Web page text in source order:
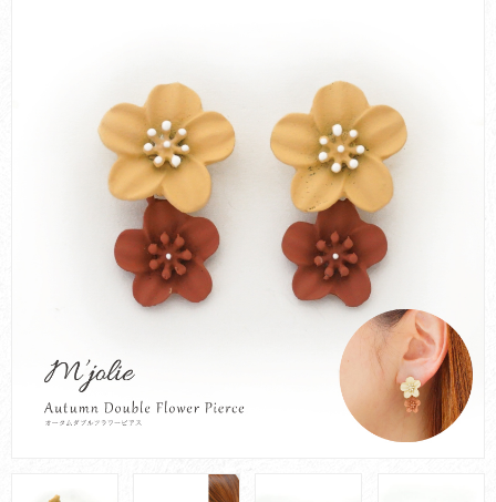
イヤーカフ
お買い物ガイド
お問い合わせ